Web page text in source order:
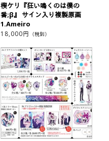
楔ケリ『狂い鳴くのは僕の
番;β』 サイン入り複製原画
1.Ameiro
18,000円 （税別）